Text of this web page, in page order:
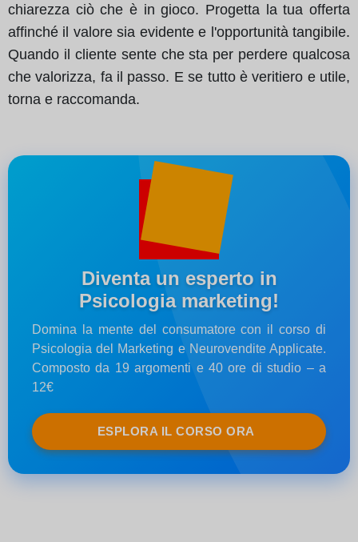
chiarezza ciò che è in gioco. Progetta la tua offerta
affinché il valore sia evidente e l'opportunità tangibile.
Quando il cliente sente che sta per perdere qualcosa
che valorizza, fa il passo. E se tutto è veritiero e utile,
torna e raccomanda.
Diventa un esperto in
Psicologia marketing!
Domina la mente del consumatore con il corso di
Psicologia del Marketing e Neurovendite Applicate.
Composto da 19 argomenti e 40 ore di studio – a
12€
ESPLORA IL CORSO ORA